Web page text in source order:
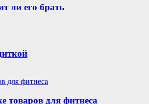
ли его брать
товаров для фитнеса